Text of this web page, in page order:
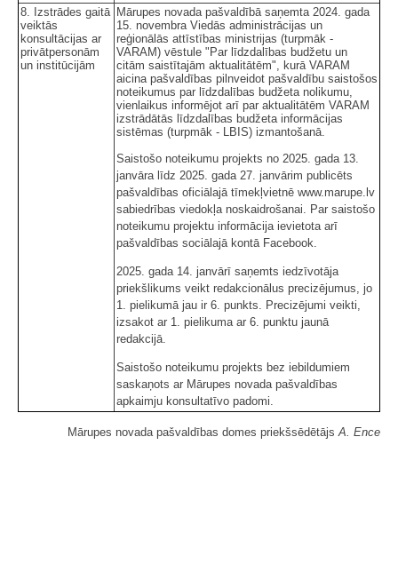
8. Izstrādes gaitā
veiktās
konsultācijas ar
privātpersonām
un institūcijām
Mārupes novada pašvaldībā saņemta 2024. gada
15. novembra Viedās administrācijas un
reģionālās attīstības ministrijas (turpmāk -
VARAM) vēstule "Par līdzdalības budžetu un
citām saistītajām aktualitātēm", kurā VARAM
aicina pašvaldības pilnveidot pašvaldību saistošos
noteikumus par līdzdalības budžeta nolikumu,
vienlaikus informējot arī par aktualitātēm VARAM
izstrādātās līdzdalības budžeta informācijas
sistēmas (turpmāk - LBIS) izmantošanā.
Saistošo noteikumu projekts no 2025. gada 13.
janvāra līdz 2025. gada 27. janvārim publicēts
pašvaldības oficiālajā tīmekļvietnē www.marupe.lv
sabiedrības viedokļa noskaidrošanai. Par saistošo
noteikumu projektu informācija ievietota arī
pašvaldības sociālajā kontā Facebook.
2025. gada 14. janvārī saņemts iedzīvotāja
priekšlikums veikt redakcionālus precizējumus, jo
1. pielikumā jau ir 6. punkts. Precizējumi veikti,
izsakot ar 1. pielikuma ar 6. punktu jaunā
redakcijā.
Saistošo noteikumu projekts bez iebildumiem
saskaņots ar Mārupes novada pašvaldības
apkaimju konsultatīvo padomi.
Mārupes novada pašvaldības domes priekšsēdētājs A. Ence